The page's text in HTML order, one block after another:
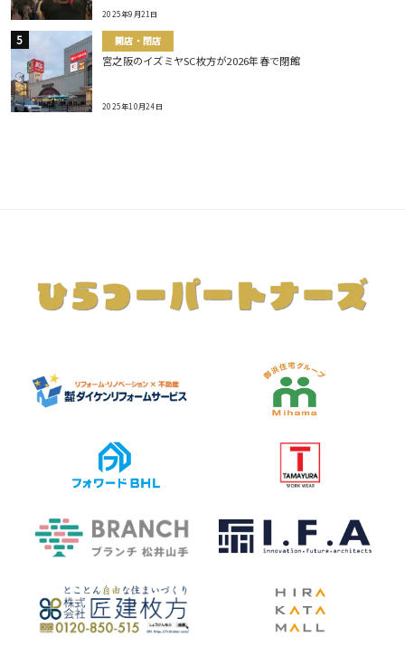
2025年9月21日
開店・閉店
宮之阪のイズミヤSC枚方が2026年春で閉館
2025年10月24日